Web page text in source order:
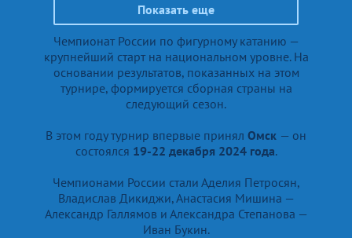
Показать еще
Чемпионат России по фигурному катанию —
крупнейший старт на национальном уровне. На
основании результатов, показанных на этом
турнире, формируется сборная страны на
следующий сезон.
В этом году турнир впервые принял Омск — он
состоялся 19-22 декабря 2024 года.
Чемпионами России стали Аделия Петросян,
Владислав Дикиджи, Анастасия Мишина —
Александр Галлямов и Александра Степанова —
Иван Букин.